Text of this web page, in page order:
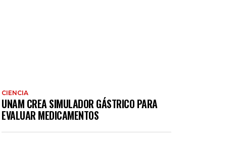
CIENCIA
UNAM CREA SIMULADOR GÁSTRICO PARA
EVALUAR MEDICAMENTOS